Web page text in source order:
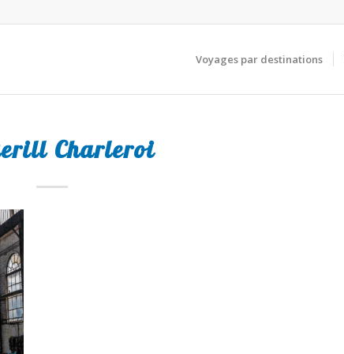
Voyages par destinations
Charleroi